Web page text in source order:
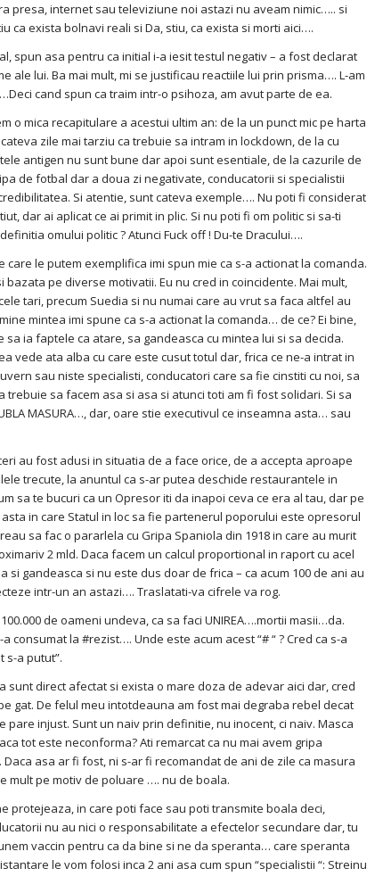
presa, internet sau televiziune noi astazi nu aveam nimic….. si
ca exista bolnavi reali si Da, stiu, ca exista si morti aici….
asa pentru ca initial i-a iesit testul negativ – a fost declarat
ale lui. Ba mai mult, mi se justificau reactiile lui prin prisma…. L-am
cand spun ca traim intr-o psihoza, am avut parte de ea.
mica recapitulare a acestui ultim an: de la un punct mic pe harta
zile mai tarziu ca trebuie sa intram in lockdown, de la cu
antigen nu sunt bune dar apoi sunt esentiale, de la cazurile de
de fotbal dar a doua zi negativate, conducatorii si specialistii
Si atentie, sunt cateva exemple…. Nu poti fi considerat
dar ai aplicat ce ai primit in plic. Si nu poti fi om politic si sa-ti
omului politic ? Atunci Fuck off ! Du-te Dracului….
le putem exemplifica imi spun mie ca s-a actionat la comanda.
pe diverse motivatii. Eu nu cred in coincidente. Mai mult,
tari, precum Suedia si nu numai care au vrut sa faca altfel au
mintea imi spune ca s-a actionat la comanda… de ce? Ei bine,
ia faptele ca atare, sa gandeasca cu mintea lui si sa decida.
vede ata alba cu care este cusut totul dar, frica ce ne-a intrat in
sau niste specialisti, conducatori care sa fie cinstiti cu noi, sa
sa facem asa si asa si atunci toti am fi fost solidari. Si sa
MASURA…, dar, oare stie executivul ce inseamna asta… sau
fost adusi in situatia de a face orice, de a accepta aproape
trecute, la anuntul ca s-ar putea deschide restaurantele in
sa te bucuri ca un Opresor iti da inapoi ceva ce era al tau, dar pe
in care Statul in loc sa fie partenerul poporului este opresorul
sa fac o pararlela cu Gripa Spaniola din 1918 in care au murit
2 mld. Daca facem un calcul proportional in raport cu acel
gandeasca si nu este dus doar de frica – ca acum 100 de ani au
intr-un an astazi…. Traslatati-va cifrele va rog.
de oameni undeva, ca sa faci UNIREA….mortii masii…da.
la #rezist…. Unde este acum acest “# “ ? Cred ca s-a
s-a putut”.
direct afectat si exista o mare doza de adevar aici dar, cred
gat. De felul meu intotdeauna am fost mai degraba rebel decat
pare injust. Sunt un naiv prin definitie, nu inocent, ci naiv. Masca
tot este neconforma? Ati remarcat ca nu mai avem gripa
asa ar fi fost, ni s-ar fi recomandat de ani de zile ca masura
mult pe motiv de poluare …. nu de boala.
in care poti face sau poti transmite boala deci,
nu au nici o responsabilitate a efectelor secundare dar, tu
vaccin pentru ca da bine si ne da speranta… care speranta
le vom folosi inca 2 ani asa cum spun “specialistii “: Streinu